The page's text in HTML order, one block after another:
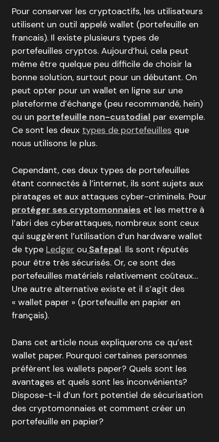
Pour conserver les cryptoactifs, les utilisateurs
utilisent un outil appelé wallet (portefeuille en
francais). Il existe plusieurs types de
portefeuilles cryptos. Aujourd’hui, cela peut
même être quelque peu difficile de choisir la
bonne solution, surtout pour un débutant. On
peut opter pour un wallet en ligne sur une
plateforme d’échange (peu recommandé, hein)
ou un portefeuille non-custodial par exemple.
Ce sont les deux types de portefeuilles que
nous utilisons le plus.
Cependant, ces deux types de portefeuilles
étant connectés à l’internet, ils sont sujets aux
piratages et aux attaques cyber-criminels. Pour
protéger ses cryptomonnaies et les mettre à
l’abri des cyberattaques, nombreux sont ceux
qui suggèrent l’utilisation d’un hardware wallet
de type Ledger ou Safepal. Ils sont réputés
pour être très sécurisés. Or, ce sont des
portefeuilles matériels relativement coûteux…
Une autre alternative existe et il s’agit des
« wallet paper » (portefeuille en papier en
français).
Dans cet article nous expliquerons ce qu’est
wallet paper. Pourquoi certaines personnes
préfèrent les wallets paper? Quels sont les
avantages et quels sont les inconvénients?
Dispose-t-il d’un fort potentiel de sécurisation
des cryptomonnaies et comment créer un
portefeuille en papier?